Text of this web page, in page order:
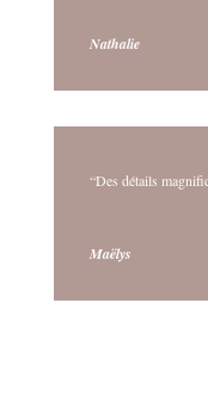
Nathalie
“Des détails
Maëlys